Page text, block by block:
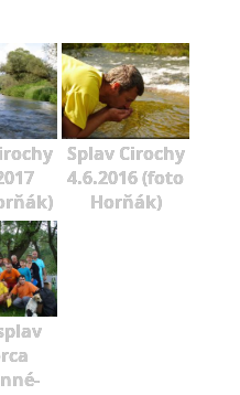
Splav Cirochy
4.6.2016 (foto
Horňák)